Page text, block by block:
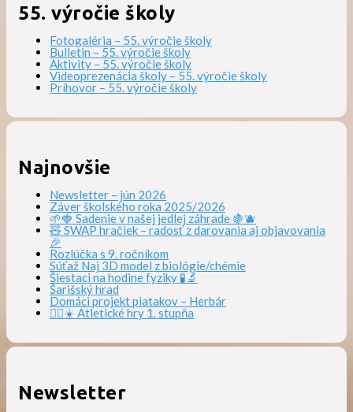
55. výročie školy
Fotogaléria – 55. výročie školy
Bulletin – 55. výročie školy
Aktivity – 55. výročie školy
Videoprezenácia školy – 55. výročie školy
Príhovor – 55. výročie školy
Najnovšie
Newsletter – jún 2026
Záver školského roka 2025/2026
🌱🍓 Sadenie v našej jedlej záhrade 🍇🫐
🧸 SWAP hračiek – radosť z darovania aj objavovania
🎉
Rozlúčka s 9. ročníkom
Súťaž Naj 3D model z biológie/chémie
Šiestaci na hodine fyziky 🧪🔬
Šarišský hrad
Domáci projekt piatakov – Herbár
🏃‍♀️☀️ Atletické hry 1. stupňa
Newsletter